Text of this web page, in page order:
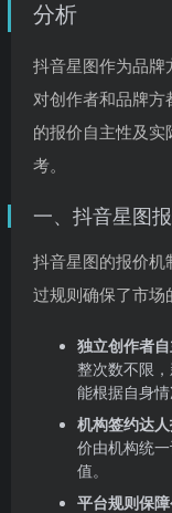
分析
抖音星图作为品牌
对创作者和品牌方
的报价自主性及
考。
一、抖音星图
抖音星图的报价机
过规则确保了市场
独立创作者
整次数不限
能根据自身情
机构签约达
价由机构统
值。
平台规则保